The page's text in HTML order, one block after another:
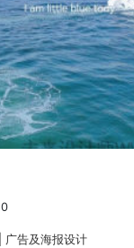
0
广告及海报设计